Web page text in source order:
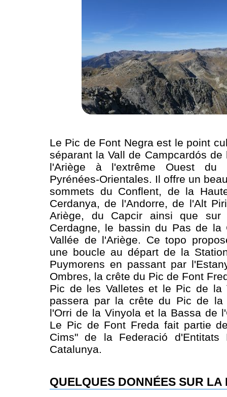
Le Pic de Font Negra est le point
séparant la Vall de Campcardós de
l'Ariège à l'extrême Ouest du
Pyrénées-Orientales. Il offre un
sommets du Conflent, de la
Cerdanya, de l'Andorre, de l'Alt
Ariège, du Capcir ainsi que
Cerdagne, le bassin du Pas de la
Vallée de l'Ariège. Ce topo
une boucle au départ de la
Puymorens en passant par
Ombres, la crête du Pic de Font
Pic de les Valletes et le Pic de la
passera par la crête du Pic de la
l'Orri de la Vinyola et la Bassa de
Le Pic de Font Freda fait partie
Cims" de la Federació d'Entitats
Catalunya.
QUELQUES DONNÉES SUR LA